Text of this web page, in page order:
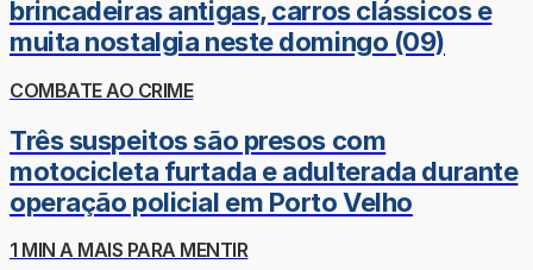
brincadeiras antigas, carros clássicos e
muita nostalgia neste domingo (09)
COMBATE AO CRIME
Três suspeitos são presos com
motocicleta furtada e adulterada durante
operação policial em Porto Velho
1 MIN A MAIS PARA MENTIR